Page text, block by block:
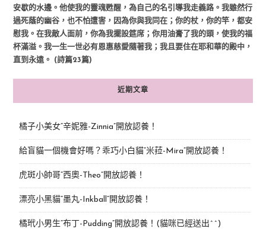
安歇的水邊。他使我的靈魂甦醒，為自己的名引導我走義路。我雖然行
過死蔭的幽谷，也不怕遭害，因為你與我同在；你的杖，你的竿，都安
慰我。在我敵人面前，你為我擺設筵席；你用油膏了我的頭，使我的福
杯滿溢。我一生一世必有恩惠慈愛隨著我；我且要住在耶和華的殿中，
直到永遠。 (詩篇23篇)
近期文章
橘子小美女“辛妮雅-Zinnia”開放認養！
給盲貓一個機會好嗎？乖巧小白貓“米菈-Mira”開放認養！
虎斑小帥哥“西奧-Theo”開放認養！
漂亮小黑貓“墨丸-Inkball”開放認養！
橘玳小男生“布丁-Pudding”開放認養！(貓咪已經送出^^)